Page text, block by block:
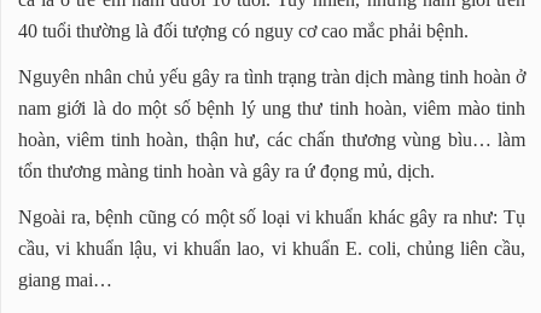
40 tuổi thường là đối tượng có nguy cơ cao mắc phải bệnh.
Nguyên nhân chủ yếu gây ra tình trạng tràn dịch màng tinh hoàn ở
nam giới là do một số bệnh lý ung thư tinh hoàn, viêm mào tinh
hoàn, viêm tinh hoàn, thận hư, các chấn thương vùng bìu… làm
tổn thương màng tinh hoàn và gây ra ứ đọng mủ, dịch.
Ngoài ra, bệnh cũng có một số loại vi khuẩn khác gây ra như: Tụ
cầu, vi khuẩn lậu, vi khuẩn lao, vi khuẩn E. coli, chủng liên cầu,
giang mai…